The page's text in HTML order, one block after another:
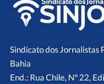
Sindicato dos Jornalistas
Bahia
End.: Rua Chile, Nº 22,